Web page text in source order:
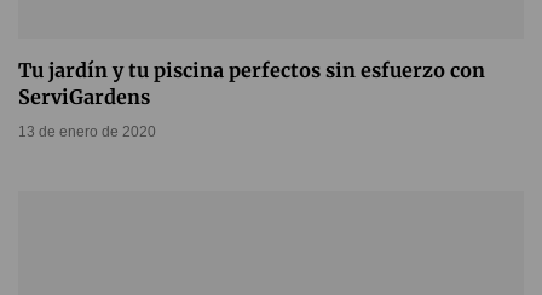
Tu jardín y tu piscina perfectos sin esfuerzo con
ServiGardens
13 de enero de 2020